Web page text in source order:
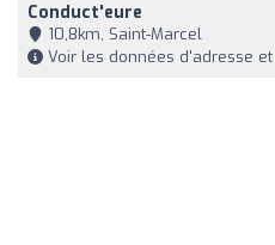
Conduct'eure
10,8km, Saint-Marcel
Voir les données d'adresse